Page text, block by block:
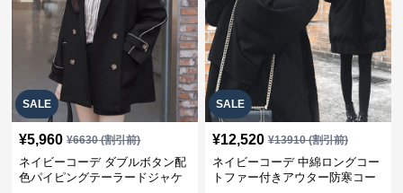
SALE
¥5,960 ¥6630(割引前)
ネイビーコーデ ダブルボタン配
色パイピングテーラードジャケ
SALE
¥12,520 ¥13910(割引前)
ネイビーコーデ 中綿ロングコー
トファー付きアウター防寒コー